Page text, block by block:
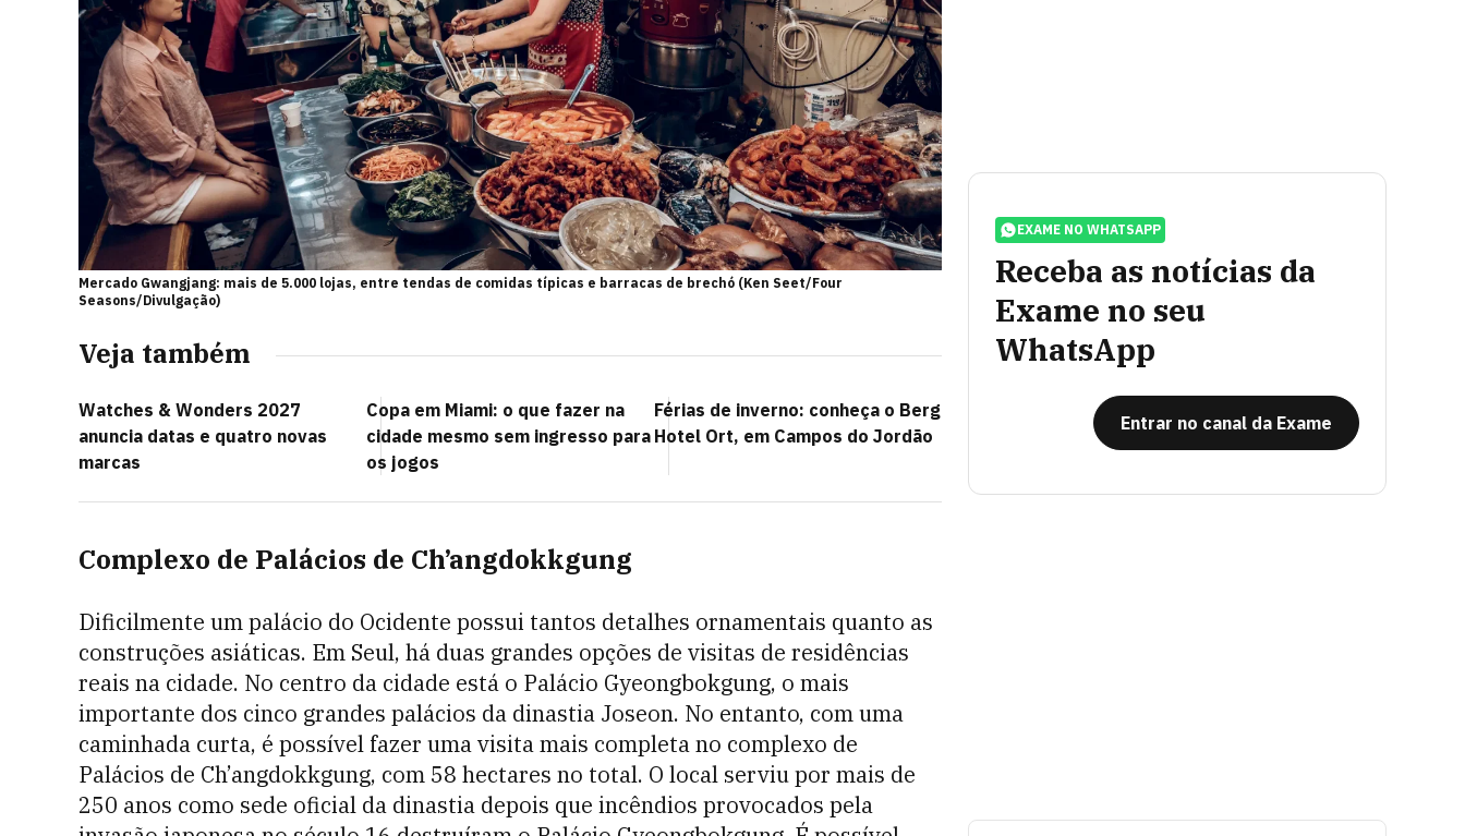
Mercado Gwangjang: mais de 5.000 lojas, entre tendas de comidas típicas e barracas de brechó (Ken Seet/Four
Seasons/Divulgação)
Veja também
Watches & Wonders 2027
anuncia datas e quatro novas
marcas
Copa em Miami: o que fazer na
cidade mesmo sem ingresso para
os jogos
Férias de inverno: conheça o Berg
Hotel Ort, em Campos do Jordão
Complexo de Palácios de Ch’angdokkgung
Dificilmente um palácio do Ocidente possui tantos detalhes ornamentais quanto as
construções asiáticas. Em Seul, há duas grandes opções de visitas de residências
reais na cidade. No centro da cidade está o Palácio Gyeongbokgung, o mais
importante dos cinco grandes palácios da dinastia Joseon. No entanto, com uma
caminhada curta, é possível fazer uma visita mais completa no complexo de
Palácios de Ch’angdokkgung, com 58 hectares no total. O local serviu por mais de
250 anos como sede oficial da dinastia depois que incêndios provocados pela
EXAME NO WHATSAPP
Receba as notícias da
Exame no seu
WhatsApp
Entrar no canal da Exame